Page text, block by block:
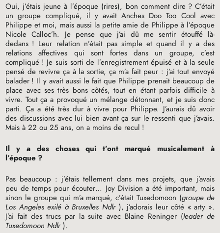
Oui, j’étais jeune à l’époque (rires), bon comment dire ? C’était
un groupe compliqué, il y avait Anches Doo Too Cool avec
Philippe et moi, mais aussi la petite amie de Philippe à l’époque
Nicole Calloc’h. Je pense que j’ai dû me sentir étouffé là-
dedans ! Leur relation n’était pas simple et quand il y a des
relations affectives qui sont fortes dans un groupe, c’est
compliqué ! Je suis sorti de l’enregistrement épuisé et à la seule
pensé de revivre ça à la sortie, ça m’a fait peur : j’ai tout envoyé
balader ! Il y avait aussi le fait que Philippe prenait beaucoup de
place avec ses très bons côtés, tout en étant parfois difficile à
vivre. Tout ça a provoqué un mélange détonnant, et je suis donc
parti. Ça a été très dur à vivre pour Philippe. J’aurais dû avoir
des discussions avec lui bien avant ça sur le ressenti que j’avais.
Mais à 22 ou 25 ans, on a moins de recul !
Il y a des choses qui t’ont marqué musicalement à
l’époque ?
Pas beaucoup : j’étais tellement dans mes projets, que j’avais
peu de temps pour écouter… Joy Division a été important, mais
sinon le groupe qui m’a marqué, c’était Tuxedomoon (groupe de
Los Angeles exilé à Bruxelles Ndlr ), j’adorais leur côté « arty ».
J’ai fait des trucs par la suite avec Blaine Reninger (leader de
Tuxedomoon Ndlr).